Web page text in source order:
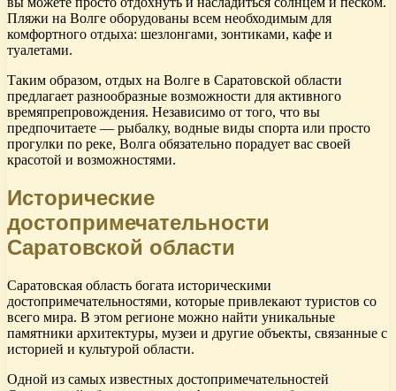
Пляжи на Волге оборудованы всем необходимым для
комфортного отдыха: шезлонгами, зонтиками, кафе и
туалетами.
Таким образом, отдых на Волге в Саратовской области
предлагает разнообразные возможности для активного
времяпрепровождения. Независимо от того, что вы
предпочитаете — рыбалку, водные виды спорта или просто
прогулки по реке, Волга обязательно порадует вас своей
красотой и возможностями.
Исторические
достопримечательности
Саратовской области
Саратовская область богата историческими
достопримечательностями, которые привлекают туристов со
всего мира. В этом регионе можно найти уникальные
памятники архитектуры, музеи и другие объекты, связанные с
историей и культурой области.
Одной из самых известных достопримечательностей